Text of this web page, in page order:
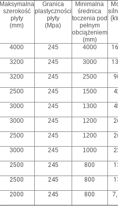
Maksymalna
szerokość
płyty
(mm)
Granica
plastyczności
płyty
(Mpa)
Minimalna
średnica
toczenia pod
pełnym
obciążeniem
(mm)
4000 245 4000
3200 245 3000
3200 245 2500
2500 245 1500
3000 245 1300
3000 245 1200
2500 245 1200
3000 245 1000
2500 245 800
2500 245 800
2000 245 800